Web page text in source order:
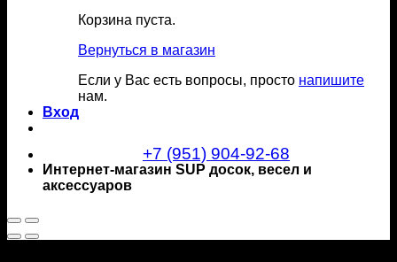
Корзина пуста.
Вернуться в магазин
Если у Вас есть вопросы, просто напишите
нам.
Вход
+7 (951) 904-92-68
Интернет-магазин SUP досок, весел и
аксессуаров